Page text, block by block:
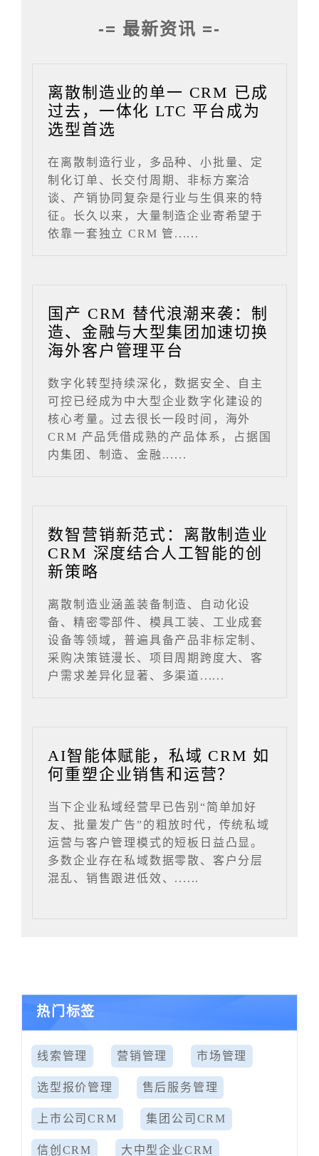
-= 最新资讯 =-
离散制造业的单一 CRM 已成
过去，一体化 LTC 平台成为
选型首选
在离散制造行业，多品种、小批量、定
制化订单、长交付周期、非标方案洽
谈、产销协同复杂是行业与生俱来的特
征。长久以来，大量制造企业寄希望于
依靠一套独立 CRM 管......
国产 CRM 替代浪潮来袭：制
造、金融与大型集团加速切换
海外客户管理平台
数字化转型持续深化，数据安全、自主
可控已经成为中大型企业数字化建设的
核心考量。过去很长一段时间，海外
CRM 产品凭借成熟的产品体系，占据国
内集团、制造、金融......
数智营销新范式：离散制造业
CRM 深度结合人工智能的创
新策略
离散制造业涵盖装备制造、自动化设
备、精密零部件、模具工装、工业成套
设备等领域，普遍具备产品非标定制、
采购决策链漫长、项目周期跨度大、客
户需求差异化显著、多渠道......
AI智能体赋能，私域 CRM 如
何重塑企业销售和运营？
当下企业私域经营早已告别“简单加好
友、批量发广告”的粗放时代，传统私域
运营与客户管理模式的短板日益凸显。
多数企业存在私域数据零散、客户分层
混乱、销售跟进低效、......
热门标签
线索管理 营销管理 市场管理
选型报价管理 售后服务管理
上市公司CRM 集团公司CRM
信创CRM 大中型企业CRM